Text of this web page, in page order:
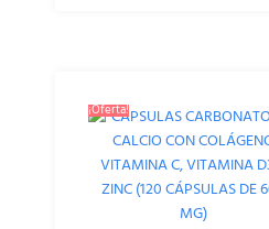
¡Oferta!